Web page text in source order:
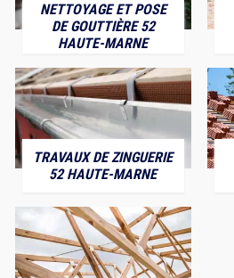
NETTOYAGE ET POSE
DE GOUTTIÈRE 52
HAUTE-MARNE
TRAVAUX DE ZINGUERIE
52 HAUTE-MARNE